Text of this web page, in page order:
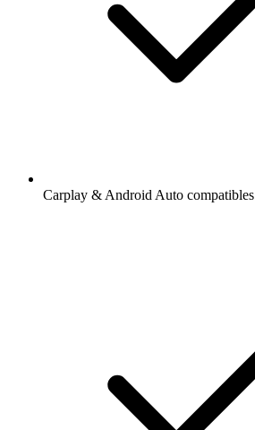
Carplay & Android Auto compatibles